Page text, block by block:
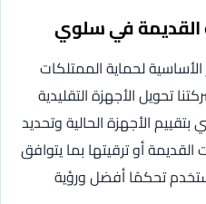
القديمة في سلوي
لحماية الممتلكات
تحويل الأجهزة التقليدية
بتقييم الأجهزة الحالية وتحديد
أو ترقيتها بما يتوافق
تحكمًا أفضل ورؤية